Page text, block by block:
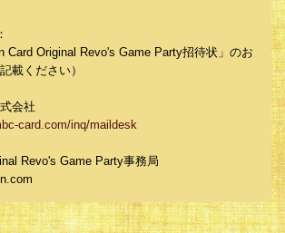
Card Original Revo's Game Party招待状」のお
載ください）
会社
card.com/inq/maildesk
Revo's Game Party事務局